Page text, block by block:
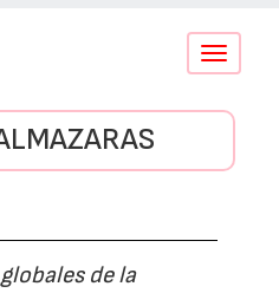
Conmutar
de la